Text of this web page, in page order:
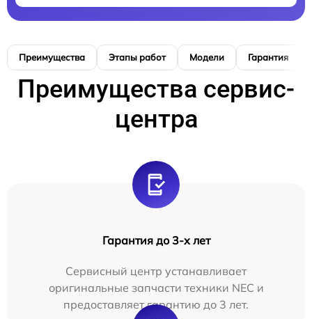
Преимущества Этапы работ Модели Гарантия
Преимущества сервис-
центра
Гарантия до 3-х лет
Сервисный центр устанавливает
оригинальные запчасти техники NEC и
предоставляет гарантию до 3 лет.